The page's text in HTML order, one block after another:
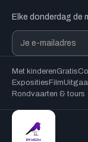
Elke donderdag de
Met kinderenGratis
Exposities Film
Rondvaarten & tours